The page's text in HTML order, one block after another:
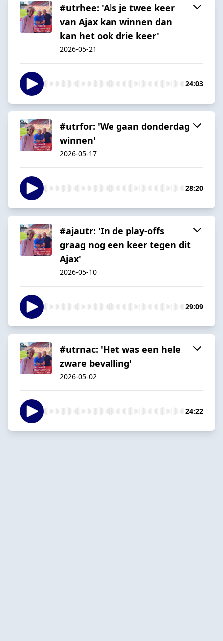
#utrhee: 'Als je twee keer
van Ajax kan winnen dan
kan het ook drie keer'
2026-05-21
24:03
#utrfor: 'We gaan donderdag
winnen'
2026-05-17
28:20
#ajautr: 'In de play-offs
graag nog een keer tegen dit
Ajax'
2026-05-10
29:09
#utrnac: 'Het was een hele
zware bevalling'
2026-05-02
24:22